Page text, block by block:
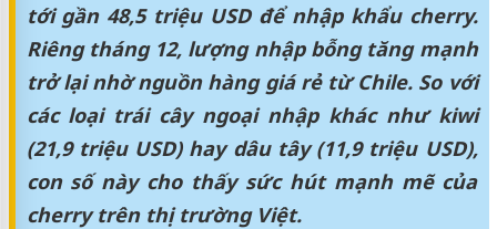
tới gần 48,5 triệu USD để nhập khẩu cherry.
Riêng tháng 12, lượng nhập bỗng tăng mạnh
trở lại nhờ nguồn hàng giá rẻ từ Chile. So với
các loại trái cây ngoại nhập khác như kiwi
(21,9 triệu USD) hay dâu tây (11,9 triệu USD),
con số này cho thấy sức hút mạnh mẽ của
cherry trên thị trường Việt.